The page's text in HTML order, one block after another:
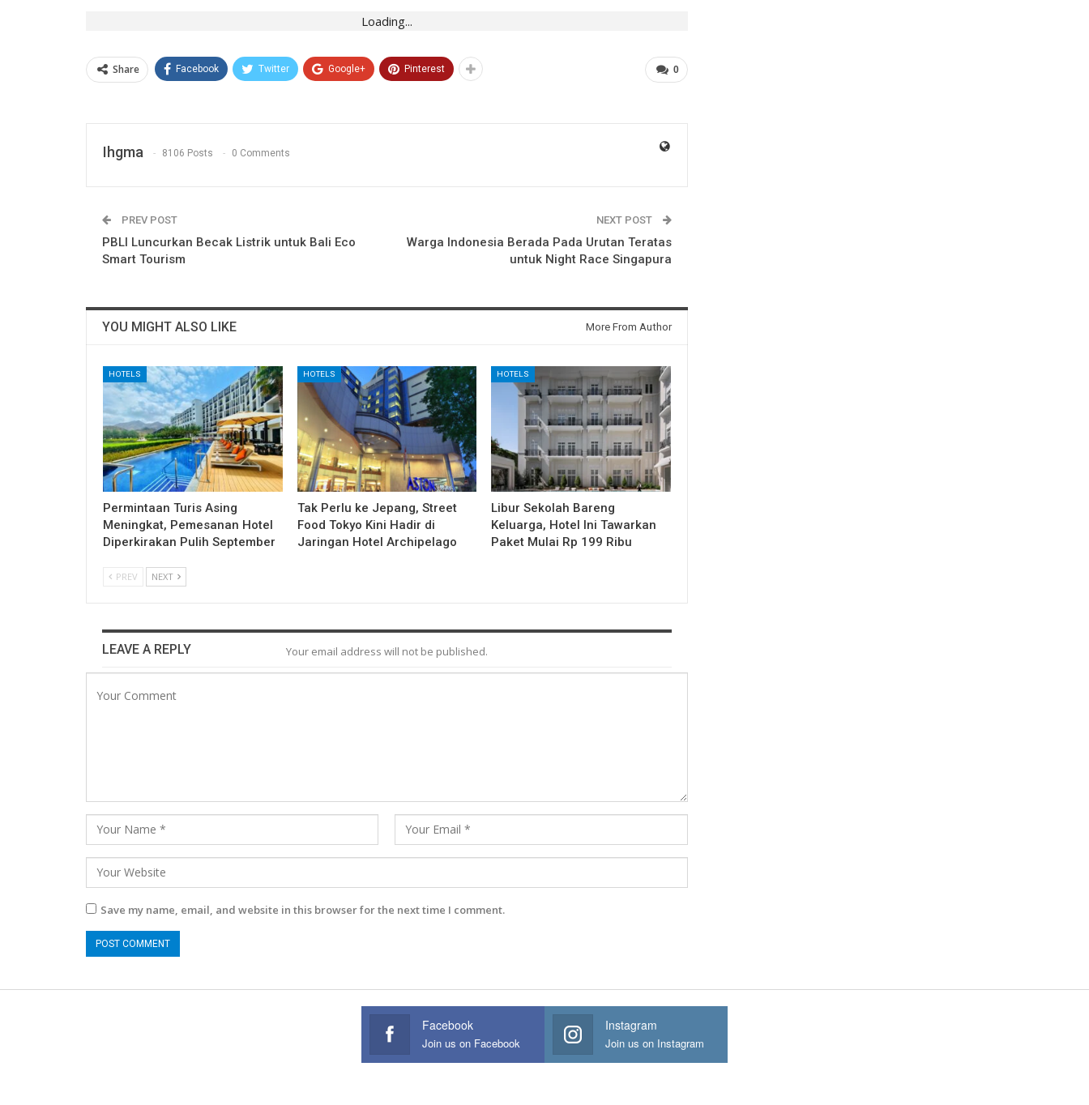
Loading...
0
Share Facebook Twitter Google+ Pinterest
Ihgma 8106 Posts 0 Comments
PREV POST
PBLI Luncurkan Becak Listrik untuk Bali Eco
Smart Tourism
NEXT POST
Warga Indonesia Berada Pada Urutan Teratas
untuk Night Race Singapura
YOU MIGHT ALSO LIKE More From Author
HOTELS
Permintaan Turis Asing
Meningkat, Pemesanan Hotel
Diperkirakan Pulih September
HOTELS
Tak Perlu ke Jepang, Street
Food Tokyo Kini Hadir di
Jaringan Hotel Archipelago
HOTELS
Libur Sekolah Bareng
Keluarga, Hotel Ini Tawarkan
Paket Mulai Rp 199 Ribu
PREV NEXT
LEAVE A REPLY Your email address will not be published.
Save my name, email, and website in this browser for the next time I comment.
Facebook
Join us on Facebook
Instagram
Join us on Instagram